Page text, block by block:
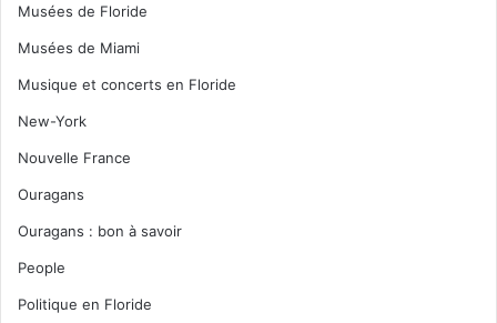
Musées de Floride
Musées de Miami
Musique et concerts en Floride
New-York
Nouvelle France
Ouragans
Ouragans : bon à savoir
People
Politique en Floride